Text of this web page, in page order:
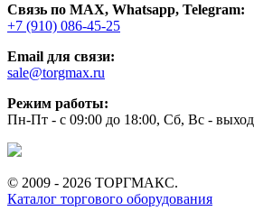
Связь по MAX, Whatsapp, Telegram:
+7 (910) 086-45-25
Email для связи:
sale@torgmax.ru
Режим работы:
Пн-Пт - с 09:00 до 18:00, Сб, Вс -
© 2009 - 2026 ТОРГМАКС.
Каталог торгового оборудования